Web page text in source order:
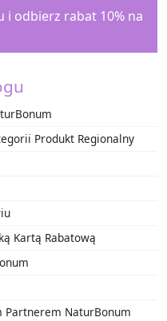
i odbierz rabat 10% na
Produkt Regionalny
Kartą Rabatową
Partnerem NaturBonum